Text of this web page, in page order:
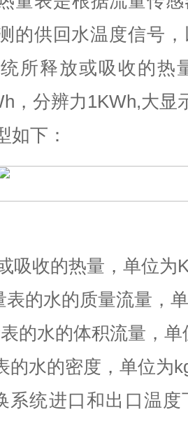
的供回水温度信号
所释放或吸收的热
，分辨力 1KWh,大显
如下：
吸收的热量，单位为
表的水的质量流量，
的水的体积流量，单
的水的密度，单位为
系统进口和出口温